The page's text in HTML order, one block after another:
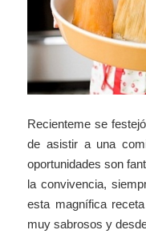
Recienteme se
de asistir a una
oportunidades son
la convivencia,
esta magnífica
muy sabrosos y